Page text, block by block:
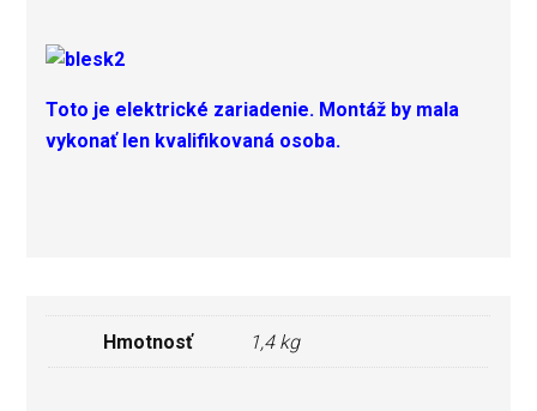
Toto je elektrické zariadenie. Montáž by mala
vykonať len kvalifikovaná osoba.
Hmotnosť 1,4 kg